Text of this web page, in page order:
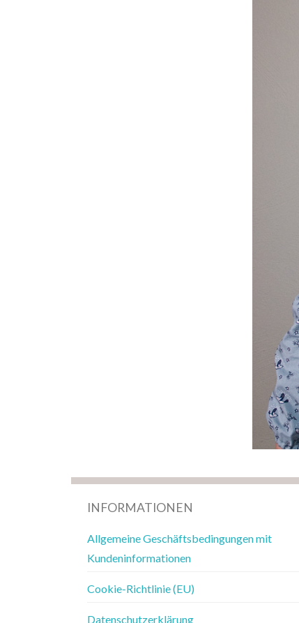
INFORMATIONEN
Allgemeine Geschäftsbedingungen mit
Kundeninformationen
Cookie-Richtlinie (EU)
Datenschutzerklärung